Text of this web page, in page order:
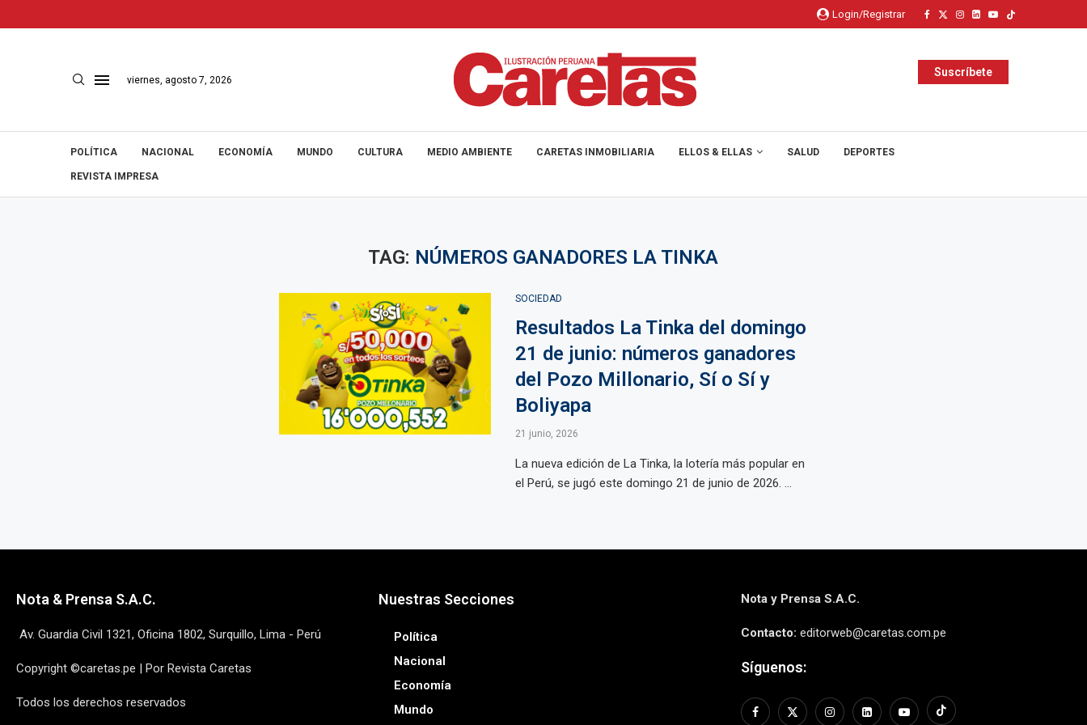
Login/Registrar
viernes, agosto 7, 2026
Suscríbete
POLÍTICA NACIONAL ECONOMÍA MUNDO CULTURA MEDIO AMBIENTE CARETAS INMOBILIARIA ELLOS & ELLAS SALUD DEPORTES
REVISTA IMPRESA
TAG: NÚMEROS GANADORES LA TINKA
SOCIEDAD
Resultados La Tinka del domingo
21 de junio: números ganadores
del Pozo Millonario, Sí o Sí y
Boliyapa
21 junio, 2026
La nueva edición de La Tinka, la lotería más popular en
el Perú, se jugó este domingo 21 de junio de 2026. ...
Nota & Prensa S.A.C.
Av. Guardia Civil 1321, Oficina 1802, Surquillo, Lima - Perú
Copyright ©caretas.pe | Por Revista Caretas
Todos los derechos reservados
Nuestras Secciones
Política
Nacional
Economía
Mundo
Nota y Prensa S.A.C.
Contacto: editorweb@caretas.com.pe
Síguenos: